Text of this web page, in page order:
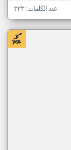
عدد الكلمات: ٢٢٣